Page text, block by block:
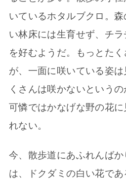
いているホタルブクロ。
い林床には生育せず、チ
を好むようだ。もっとた
が、一面に咲いている姿
くさんは咲かないという
可憐ではかなげな野の花
れない。
今、散歩道にあふれんば
は、ドクダミの白い花であ